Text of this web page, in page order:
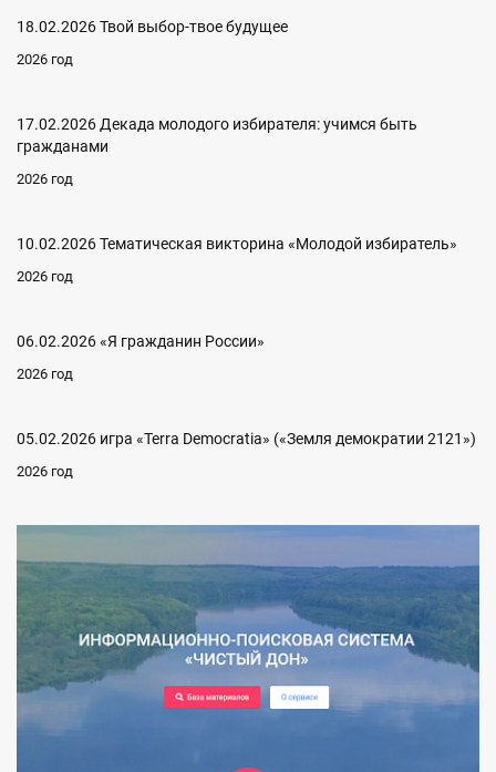
18.02.2026 Твой выбор-твое будущее
2026 год
17.02.2026 Декада молодого избирателя: учимся быть
гражданами
2026 год
10.02.2026 Тематическая викторина «Молодой избиратель»
2026 год
06.02.2026 «Я гражданин России»
2026 год
05.02.2026 игра «Terra Democratia» («Земля демократии 2121»)
2026 год